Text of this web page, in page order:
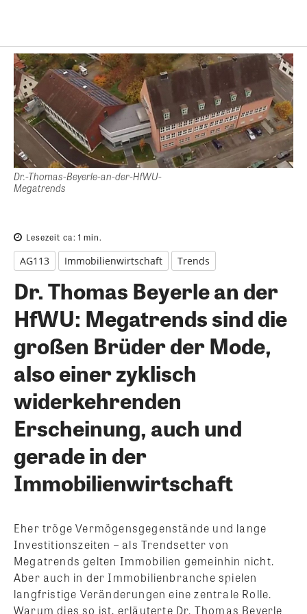
Dr.-Thomas-Beyerle-an-der-HfWU-
Megatrends
Lesezeit ca: 1 min.
AG113 Immobilienwirtschaft Trends
Dr. Thomas Beyerle an der
HfWU: Megatrends sind die
großen Brüder der Mode,
also einer zyklisch
widerkehrenden
Erscheinung, auch und
gerade in der
Immobilienwirtschaft
Eher tröge Vermögensgegenstände und lange
Investitionszeiten – als Trendsetter von
Megatrends gelten Immobilien gemeinhin nicht.
Aber auch in der Immobilienbranche spielen
langfristige Veränderungen eine zentrale Rolle.
Warum dies so ist, erläuterte Dr. Thomas Beyerle